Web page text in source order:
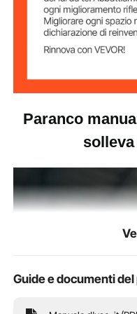
Grado della
catena
Forza di trazione a
Dimensioni
Diametro del
disco
Peso del prodotto
Paranco
Guide e documenti